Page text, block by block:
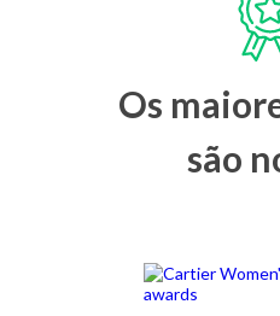
Os
são